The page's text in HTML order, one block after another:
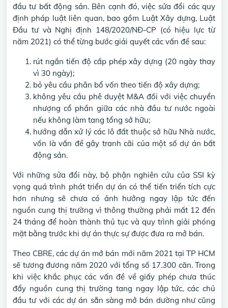
đầu tư bất động sản. Bên cạnh đó, việc sửa đổi các quy
định pháp luật liên quan, bao gồm Luật Xây dựng, Luật
Đầu tư và Nghị định 148/2020/NĐ-CP (có hiệu lực từ
năm 2021) có thể từng bước giải quyết các vấn đề sau:
rút ngắn tiến độ cấp phép xây dựng (20 ngày thay
vì 30 ngày);
bỏ yêu cầu phân bổ vốn theo tiến độ xây dựng;
không yêu cầu phê duyệt M&A đối với việc chuyển
nhượng cổ phần giữa các nhà đầu tư nước ngoài
nếu không làm tang tổng sở hữu;
hướng dẫn xử lý các lô đất thuộc sở hữu Nhà nước,
vốn là vấn đề gây tranh cãi của một số dự án bất
động sản.
Với những sửa đổi này, bộ phận nghiên cứu của SSI kỳ
vọng quá trình phát triển dự án có thể tiến triển tích cực
hơn nhưng sẽ chưa có ảnh hưởng ngay lập tức đến
nguồn cung thị trường vì thông thường phải mất 12 đến
24 tháng để hoàn thành thủ tục và quy trình giải phóng
mặt bằng trước khi dự án thực sự được đưa ra mở bán.
Theo CBRE, các dự án mở bán mới năm 2021 tại TP HCM
sẽ tương đương năm 2020 với tổng số 17.300 căn. Trong
khi việc khắc phục các vấn đề về giấy phép chưa thúc
đẩy nguồn cung thị trường tang ngay lập tức, các chủ
đầu tư với các dự án sẵn sàng mở bán dường như cũng